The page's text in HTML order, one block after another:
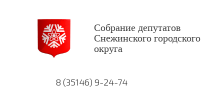
Собрание депутатов
Снежинского городского
округа
8 (35146) 9-24-74